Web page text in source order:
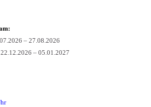
– 27.08.2026
– 05.01.2027